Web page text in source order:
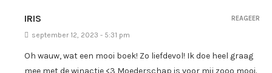
IRIS
september 12, 2023 - 5:31 pm
Oh wauw, wat een mooi boek! Zo liefdevol! Ik doe heel graag
REAGEER